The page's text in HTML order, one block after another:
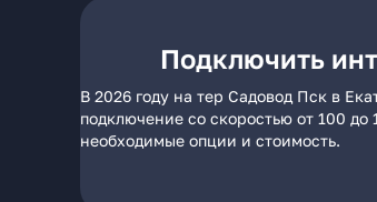
Подключить
В 2026 году на тер Садовод Пск в
подключение со скоростью от 100
необходимые опции и стоимость.